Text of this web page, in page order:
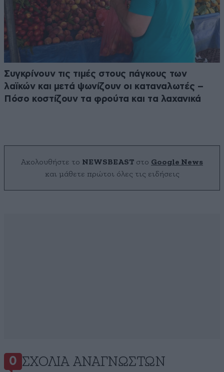
Συγκρίνουν τις τιμές στους πάγκους των
λαϊκών και μετά ψωνίζουν οι καταναλωτές –
Πόσο κοστίζουν τα φρούτα και τα λαχανικά
Ακολουθήστε το NEWSBEAST στο Google News
και μάθετε πρώτοι όλες τις ειδήσεις
0 ΣΧΌΛΙΑ ΑΝΑΓΝΩΣΤΏΝ